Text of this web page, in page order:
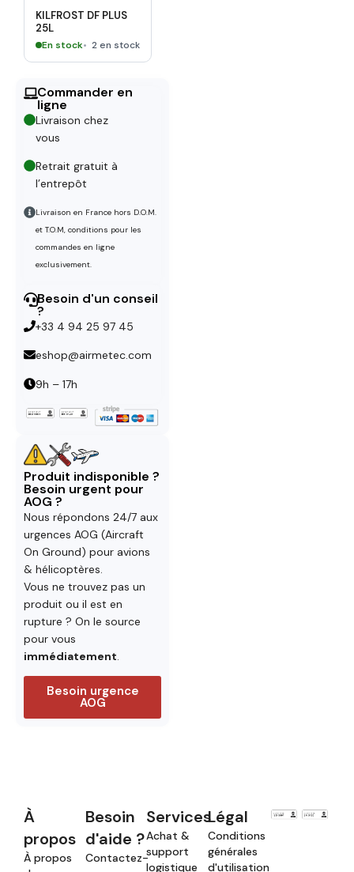
KILFROST DF PLUS
25L
En stock 2 en stock
Commander en
ligne
Livraison chez
vous
Retrait gratuit à
l’entrepôt
Livraison en France hors D.O.M.
et T.O.M, conditions pour les
commandes en ligne
exclusivement.
Besoin d'un conseil
?
+33 4 94 25 97 45
eshop@airmetec.com
9h – 17h
Produit indisponible ?
Besoin urgent pour
AOG ?
Nous répondons 24/7 aux
urgences AOG (Aircraft
On Ground) pour avions
& hélicoptères.
Vous ne trouvez pas un
produit ou il est en
rupture ? On le source
pour vous
immédiatement.
Besoin urgence
AOG
À
propos
À propos
Besoin
d'aide ?
Contactez-
Services
Achat &
support
logistique
Légal
Conditions
générales
d'utilisation